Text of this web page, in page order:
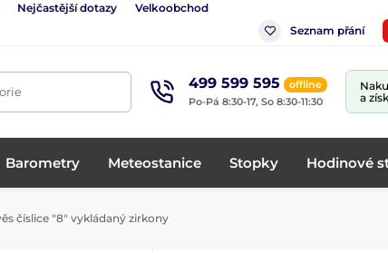
Nejčastější dotazy Velkoobchod
Seznam přání
499 599 595
offline
Po-Pá 8:30-17, So 8:30-11:30
a
Barometry Meteostanice Stopky Hodinové
číslice "8" vykládaný zirkony